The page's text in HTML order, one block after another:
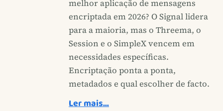
melhor aplicação de mensagens
encriptada em 2026? O Signal lidera
para a maioria, mas o Threema, o
Session e o SimpleX vencem em
necessidades específicas.
Encriptação ponta a ponta,
metadados e qual escolher de facto.
Ler mais…